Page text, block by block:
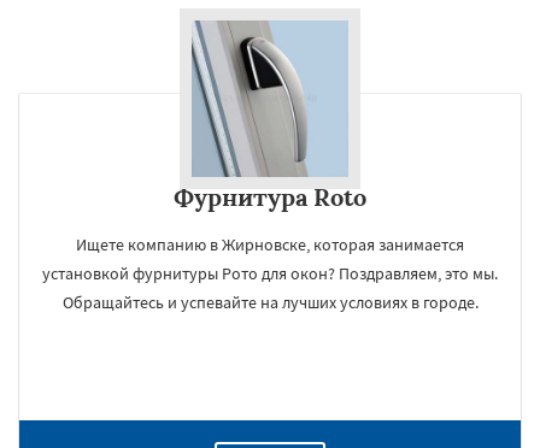
Фурнитура Roto
Ищете компанию в Жирновске, которая занимается
установкой фурнитуры Рото для окон? Поздравляем, это мы.
Обращайтесь и успевайте на лучших условиях в городе.